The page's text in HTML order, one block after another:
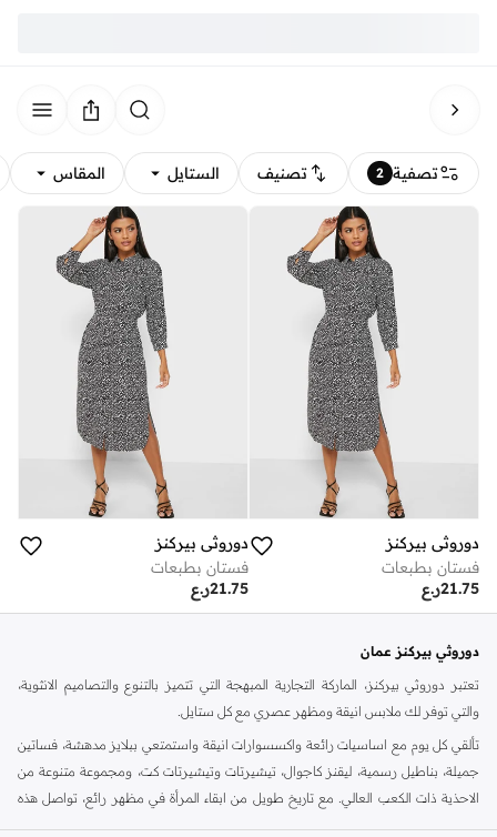
تصفية 2 تصنيف الستايل المقاس
دوروثي بيركنز
فستان بطبعات
ر.ع21.75
دوروثي بيركنز
فستان بطبعات
ر.ع21.75
دوروثي بيركنز عمان
تعتبر دوروثي بيركنز، الماركة التجارية المبهجة التي تتميز بالتنوع والتصاميم الانثوية،
والتي توفر لك ملابس انيقة ومظهر عصري مع كل ستايل.
تألقي كل يوم مع اساسيات رائعة واكسسوارات انيقة واستمتعي ببلايز مدهشة، فساتين
جميلة، بناطيل رسمية، ليقنز كاجوال، تيشيرتات وتيشيرتات كت، ومجموعة متنوعة من
الاحذية ذات الكعب العالي. مع تاريخ طويل من ابقاء المرأة في مظهر رائع، تواصل هذه